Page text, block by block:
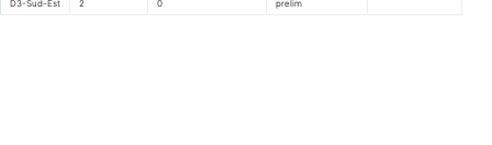
D3-Sud-Est 2 0 prelim